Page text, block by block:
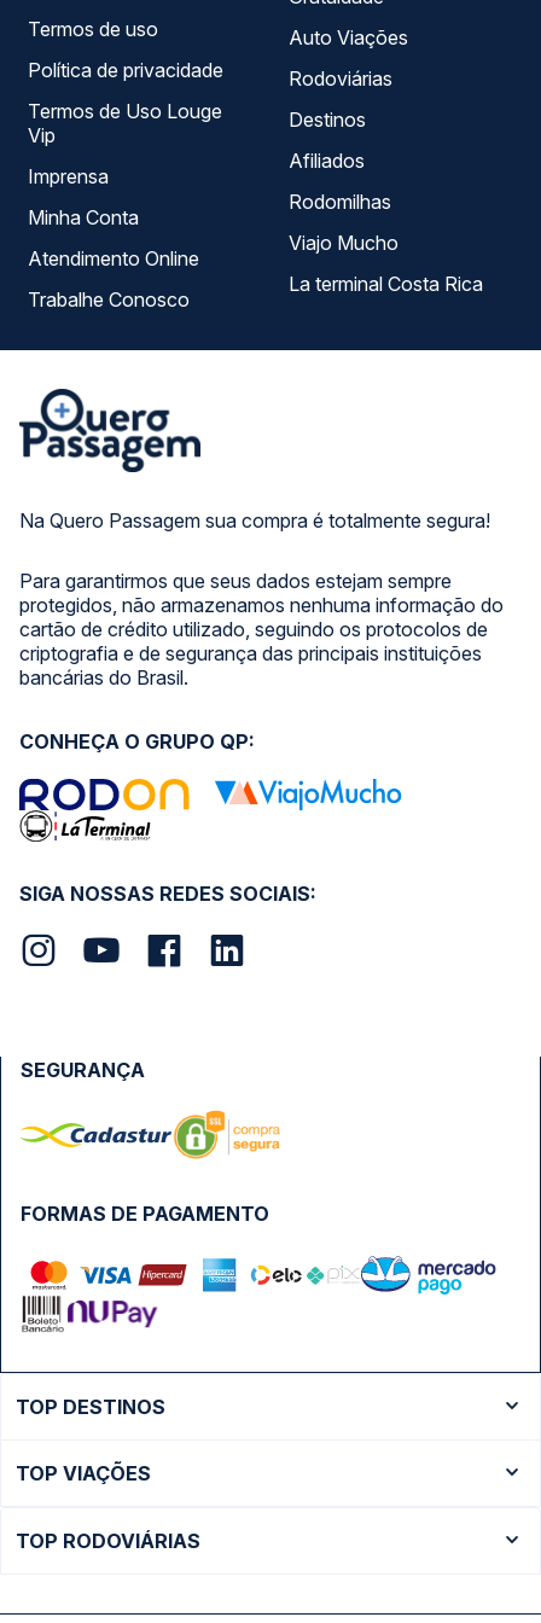
Na Quero Passagem sua compra é totalmente segura!
Para garantirmos que seus dados estejam sempre
protegidos, não armazenamos nenhuma informação do
cartão de crédito utilizado, seguindo os protocolos de
criptografia e de segurança das principais instituições
bancárias do Brasil.
Termos de uso
Política de privacidade
Termos de Uso Louge
Vip
Imprensa
Minha Conta
Atendimento Online
Trabalhe Conosco
Auto Viações
Rodoviárias
Destinos
Afiliados
Rodomilhas
Viajo Mucho
La terminal Costa Rica
SIGA NOSSAS REDES SOCIAIS:
CONHEÇA O GRUPO QP:
FORMAS DE PAGAMENTO
SEGURANÇA
TOP DESTINOS
Ônibus São Paulo
TOP VIAÇÕES
TOP RODOVIÁRIAS